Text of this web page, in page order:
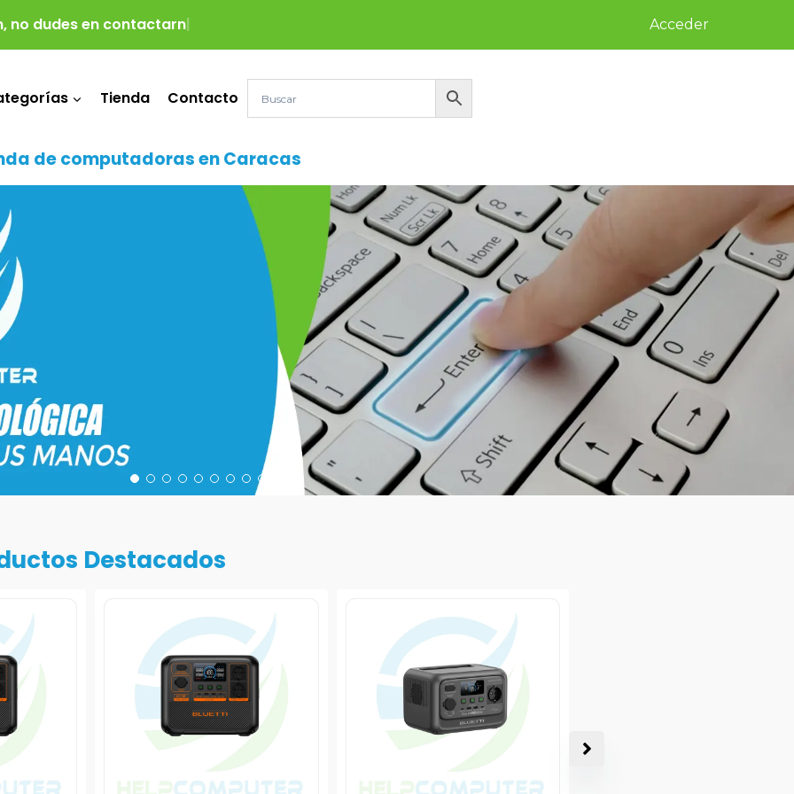
dudes en contactarnos para más in Acceder
Tienda Contacto
de computadoras en Caracas
Destacados